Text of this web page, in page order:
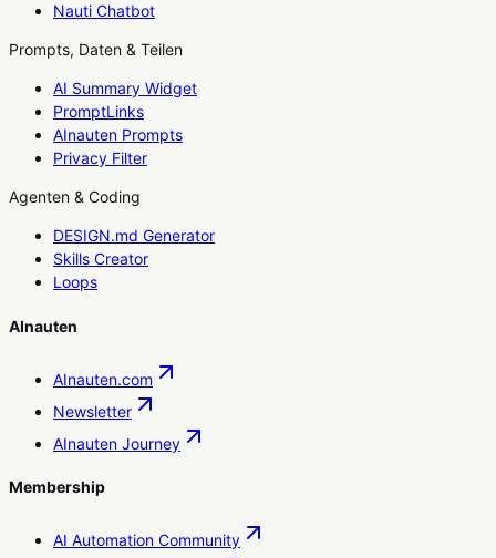
Nauti Chatbot
Prompts, Daten & Teilen
AI Summary Widget
PromptLinks
AInauten Prompts
Privacy Filter
Agenten & Coding
DESIGN.md Generator
Skills Creator
Loops
AInauten
AInauten.com
Newsletter
AInauten Journey
Membership
AI Automation Community